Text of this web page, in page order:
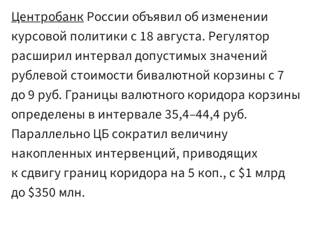
ЦентробанкРоссии объявил об изменении
курсовой политики с 18 августа. Регулятор
расширил интервал допустимых значений
рублевой стоимости бивалютной корзины с 7
до 9 руб. Границы валютного коридора корзины
определены в интервале 35,4–44,4 руб.
Параллельно ЦБ сократил величину
накопленных интервенций, приводящих
к сдвигу границ коридора на 5 коп., с $1 млрд
до $350 млн.